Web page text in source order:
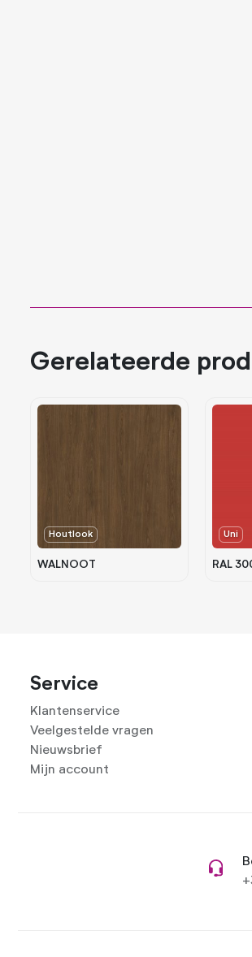
Gerelateerde
Houtlook
WALNOOT
Uni
RAL
Service
Klantenservice
Veelgestelde vragen
Nieuwsbrief
Mijn account